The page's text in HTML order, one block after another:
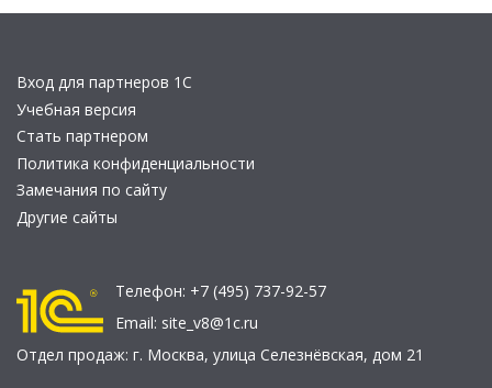
Вход для партнеров 1С
Учебная версия
Стать партнером
Политика конфиденциальности
Замечания по сайту
Другие сайты
Телефон: +7 (495) 737-92-57
Email: site_v8@1c.ru
Отдел продаж: г. Москва, улица Селезнёвская, дом 21